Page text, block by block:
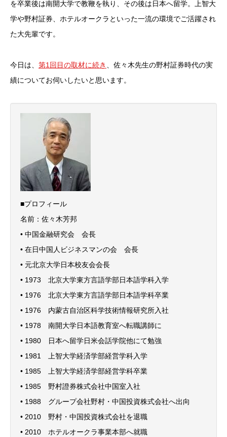
を卒業後は南開大学で教鞭を執り、その後は日本へ留学。上智大
学や野村証券、ホテルオークラといった一流の環境でご活躍され
た大先輩です。
今日は、 第1回目の取材に続き
、佐々木先生の野村証券時代の実
績についてお伺いしたいと思います。
■プロフィール
名前：佐々木芳邦
• 中国金融研究会 会長
• 在日中国人ビジネスマンの会 会長
• 元北京大学日本校友会会長
• 1973 北京大学東方言語学部日本語学科入学
• 1976 北京大学東方言語学部日本語学科卒業
• 1976 内蒙古自治区科学技術情報研究所入社
• 1978 南開大学日本語教育室へ転職講師に
• 1980 日本へ留学日米会話学院他にて勉強
• 1981 上智大学経済学部経営学科入学
• 1985 上智大学経済学部経営学科卒業
• 1985 野村證券株式会社中国室入社
• 1988 グループ会社野村・中国投資株式会社へ出向
• 2010 野村・中国投資株式会社を退職
• 2010 ホテルオークラ事業本部へ就職